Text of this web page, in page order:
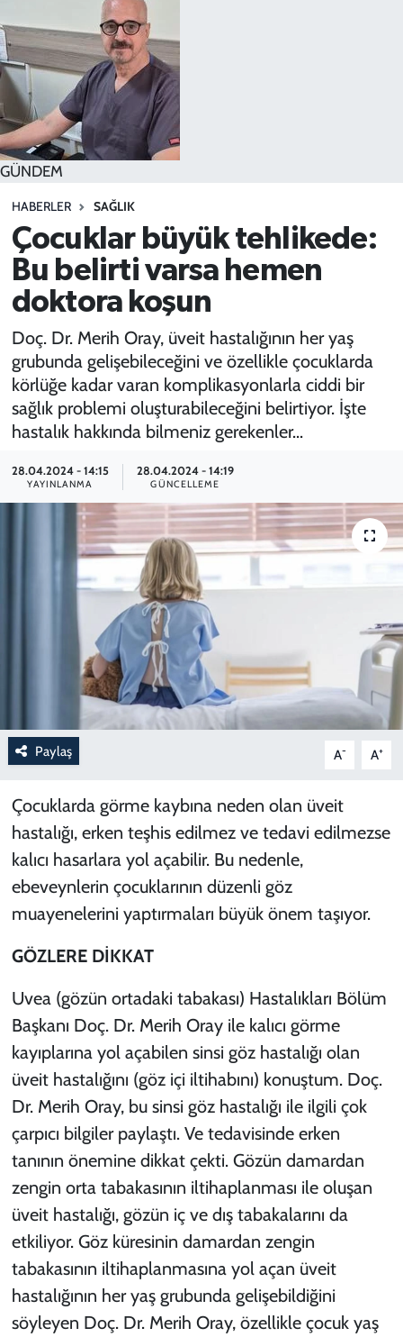
GÜNDEM
HABERLER SAĞLIK
Çocuklar büyük tehlikede:
Bu belirti varsa hemen
doktora koşun
Doç. Dr. Merih Oray, üveit hastalığının her yaş
grubunda gelişebileceğini ve özellikle çocuklarda
körlüğe kadar varan komplikasyonlarla ciddi bir
sağlık problemi oluşturabileceğini belirtiyor. İşte
hastalık hakkında bilmeniz gerekenler...
28.04.2024 - 14:15
YAYINLANMA
28.04.2024 - 14:19
GÜNCELLEME
Paylaş A- A+
Çocuklarda görme kaybına neden olan üveit
hastalığı, erken teşhis edilmez ve tedavi edilmezse
kalıcı hasarlara yol açabilir. Bu nedenle,
ebeveynlerin çocuklarının düzenli göz
muayenelerini yaptırmaları büyük önem taşıyor.
GÖZLERE DİKKAT
Uvea (gözün ortadaki tabakası) Hastalıkları Bölüm
Başkanı Doç. Dr. Merih Oray ile kalıcı görme
kayıplarına yol açabilen sinsi göz hastalığı olan
üveit hastalığını (göz içi iltihabını) konuştum. Doç.
Dr. Merih Oray, bu sinsi göz hastalığı ile ilgili çok
çarpıcı bilgiler paylaştı. Ve tedavisinde erken
tanının önemine dikkat çekti. Gözün damardan
zengin orta tabakasının iltihaplanması ile oluşan
üveit hastalığı, gözün iç ve dış tabakalarını da
etkiliyor. Göz küresinin damardan zengin
tabakasının iltihaplanmasına yol açan üveit
hastalığının her yaş grubunda gelişebildiğini
söyleyen Doç. Dr. Merih Oray, özellikle çocuk yaş
SPOR
TEKNOLOJİ
YAŞAM